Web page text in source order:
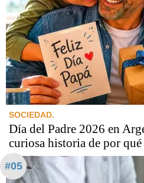
SOCIEDAD.
Día del Padre 2026 en
curiosa historia de por
#05